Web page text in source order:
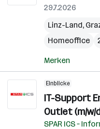
29.7.2026
Linz-Land,
Homeoffice
Merken
Einblicke
IT-Support
Outlet (m/w/
SPAR ICS –